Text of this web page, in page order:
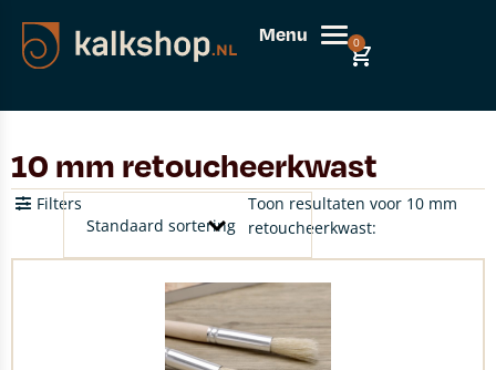
Menu 0
10 mm retoucheerkwast
Toon resultaten voor 10 mm
retoucheerkwast:
Filters